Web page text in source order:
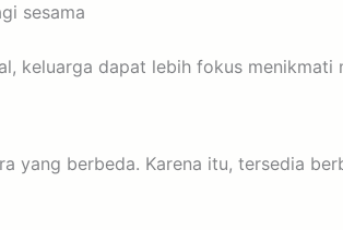
sesama
keluarga dapat lebih fokus menikmati
yang berbeda. Karena itu, tersedia